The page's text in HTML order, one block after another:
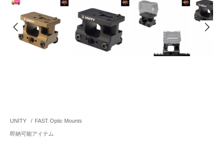
UNITY / FAST Optic Mounts
即納可能アイテム